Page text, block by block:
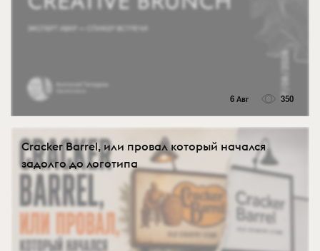
6 Авг 350
Cracker Barrel, или провал который начался
задолго до логотипа